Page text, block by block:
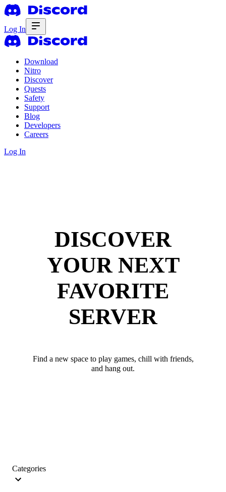
Log In
Download
Nitro
Discover
Quests
Safety
Support
Blog
Developers
Careers
Log In
DISCOVER
YOUR NEXT
FAVORITE
SERVER
Find a new space to play games, chill with friends,
and hang out.
Categories